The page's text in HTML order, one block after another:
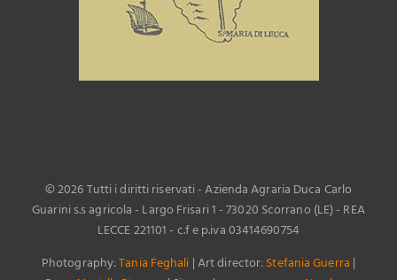
©2026 Tutti i diritti riservati - Azienda Agraria Duca Carlo
Guarini s.s agricola - Largo Frisari 1 - 73020 Scorrano (LE) - REA
LECCE 221101 - c.f e p.iva 03414690754
Photography:Tania Feghali | Art director:Stefania Guerra |